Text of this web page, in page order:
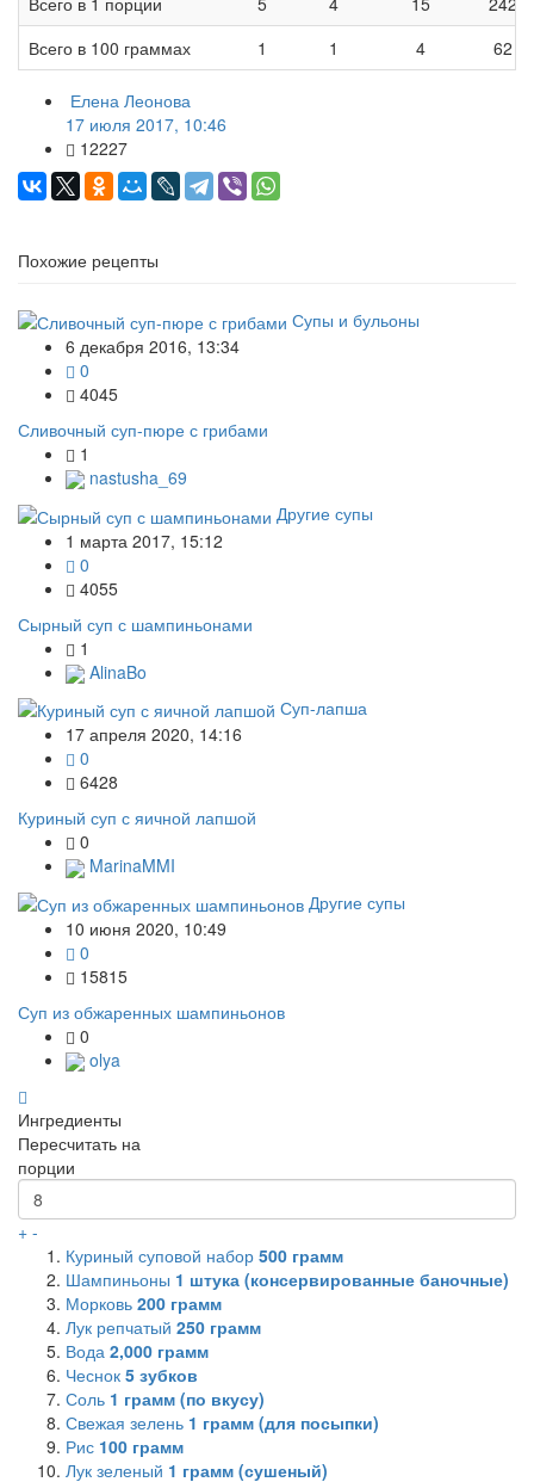
Всего в 100 граммах
1 1 4 62
Елена Леонова
17 июля 2017, 10:46
12227
Похожие рецепты
Супы и бульоны
6 декабря 2016, 13:34
0
4045
Сливочный суп-пюре с грибами
1
nastusha_69
Другие супы
1 марта 2017, 15:12
0
4055
Сырный суп с шампиньонами
1
AlinaBo
Суп-лапша
17 апреля 2020, 14:16
0
6428
Куриный суп с яичной лапшой
0
MarinaMMI
Другие супы
10 июня 2020, 10:49
0
15815
Суп из обжаренных шампиньонов
0
olya
Ингредиенты
Пересчитать на
порции
+ -
Куриный суповой набор 500 грамм
Шампиньоны 1 штука (консервированные баночные)
Морковь 200 грамм
Лук репчатый 250 грамм
Вода 2,000 грамм
Чеснок 5 зубков
Соль 1 грамм (по вкусу)
Свежая зелень 1 грамм (для посыпки)
Рис 100 грамм
Лук зеленый 1 грамм (сушеный)